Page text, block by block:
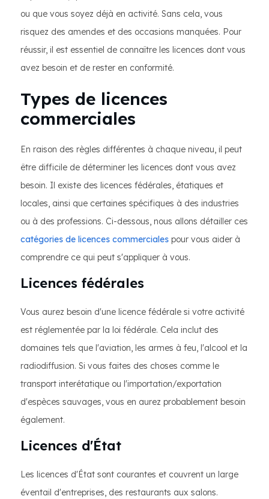
ou que vous soyez déjà en activité. Sans cela, vous
risquez des amendes et des occasions manquées. Pour
réussir, il est essentiel de connaître les licences dont vous
avez besoin et de rester en conformité.
Types de licences
commerciales
En raison des règles différentes à chaque niveau, il peut
être difficile de déterminer les licences dont vous avez
besoin. Il existe des licences fédérales, étatiques et
locales, ainsi que certaines spécifiques à des industries
ou à des professions. Ci-dessous, nous allons détailler ces
catégories de licences commerciales pour vous aider à
comprendre ce qui peut s'appliquer à vous.
Licences fédérales
Vous aurez besoin d'une licence fédérale si votre activité
est réglementée par la loi fédérale. Cela inclut des
domaines tels que l'aviation, les armes à feu, l'alcool et la
radiodiffusion. Si vous faites des choses comme le
transport interétatique ou l'importation/exportation
d'espèces sauvages, vous en aurez probablement besoin
également.
Licences d'État
Les licences d'État sont courantes et couvrent un large
éventail d'entreprises, des restaurants aux salons.